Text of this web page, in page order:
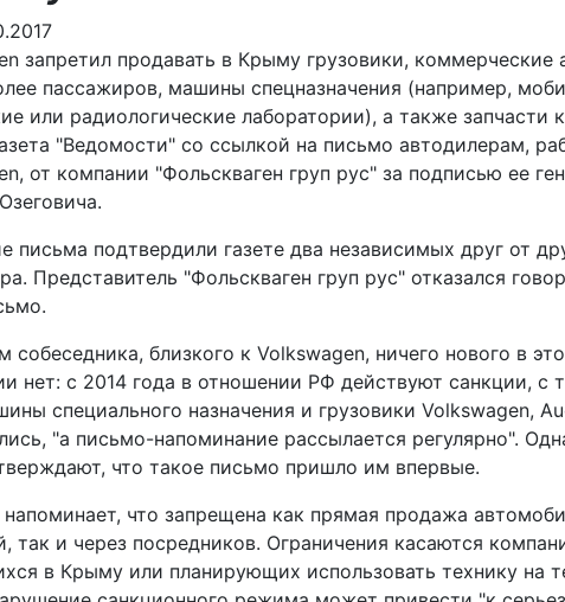
запретил продавать в Крыму грузовики, коммерческие
пассажиров, машины спецназначения (например,
или радиологические лаборатории), а также запчасти
"Ведомости" со ссылкой на письмо автодилерам,
от компании "Фольскваген груп рус" за подписью ее
письма подтвердили газете два независимых друг от
Представитель "Фольскваген груп рус" отказался
собеседника, близкого к Volkswagen, ничего нового в
нет: с 2014 года в отношении РФ действуют санкции, с
специального назначения и грузовики Volkswagen,
"а письмо-напоминание рассылается регулярно".
что такое письмо пришло им впервые.
напоминает, что запрещена как прямая продажа
так и через посредников. Ограничения касаются
в Крыму или планирующих использовать технику на